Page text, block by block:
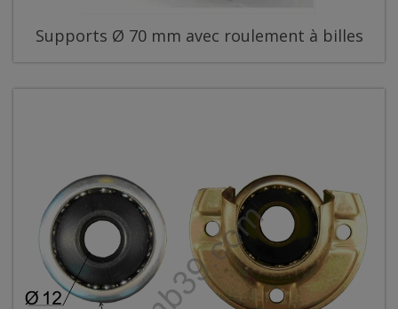
Supports Ø 70 mm avec roulement à billes